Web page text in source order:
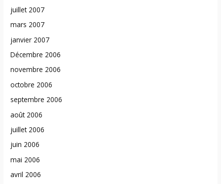
juillet 2007
mars 2007
janvier 2007
Décembre 2006
novembre 2006
octobre 2006
septembre 2006
août 2006
juillet 2006
juin 2006
mai 2006
avril 2006